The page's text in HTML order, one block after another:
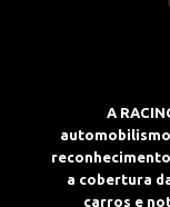
A
a cobertura
carros e